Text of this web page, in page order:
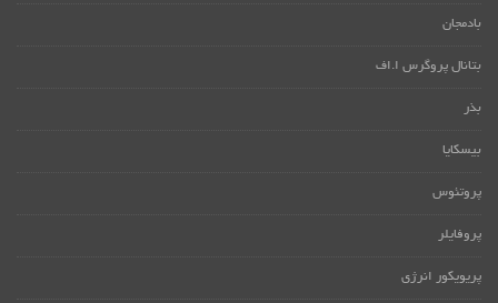
بادمجان
بتانال پروگرس ا.اف
بذر
بیسکایا
پروتئوس
پروفایلر
پریویکور انرژی